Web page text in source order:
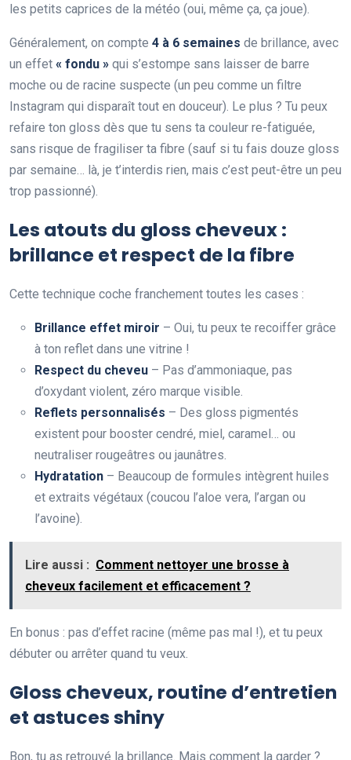
les petits caprices de la météo (oui, même ça, ça joue).
Généralement, on compte 4 à 6 semaines de brillance, avec
un effet « fondu » qui s’estompe sans laisser de barre
moche ou de racine suspecte (un peu comme un filtre
Instagram qui disparaît tout en douceur). Le plus ? Tu peux
refaire ton gloss dès que tu sens ta couleur re-fatiguée,
sans risque de fragiliser ta fibre (sauf si tu fais douze gloss
par semaine… là, je t’interdis rien, mais c’est peut-être un peu
trop passionné).
Les atouts du gloss cheveux :
brillance et respect de la fibre
Cette technique coche franchement toutes les cases :
Brillance effet miroir – Oui, tu peux te recoiffer grâce
à ton reflet dans une vitrine !
Respect du cheveu – Pas d’ammoniaque, pas
d’oxydant violent, zéro marque visible.
Reflets personnalisés – Des gloss pigmentés
existent pour booster cendré, miel, caramel… ou
neutraliser rougeâtres ou jaunâtres.
Hydratation – Beaucoup de formules intègrent huiles
et extraits végétaux (coucou l’aloe vera, l’argan ou
l’avoine).
Lire aussi : Comment nettoyer une brosse à
cheveux facilement et efficacement ?
En bonus : pas d’effet racine (même pas mal !), et tu peux
débuter ou arrêter quand tu veux.
Gloss cheveux, routine d’entretien
et astuces shiny
Bon, tu as retrouvé la brillance. Mais comment la garder ?